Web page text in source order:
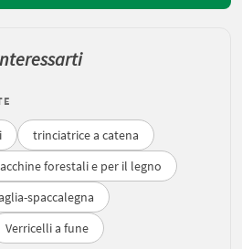
trinciatrice a catena
forestali e per il legno
spaccalegna
Verricelli a fune